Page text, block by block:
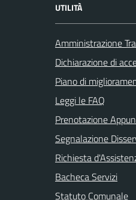
UTILITÀ
Amministrazione
Dichiarazione di
Piano di
Leggi le FAQ
Prenotazione
Segnalazione
Richiesta
Bacheca Servizi
Statuto Comunale